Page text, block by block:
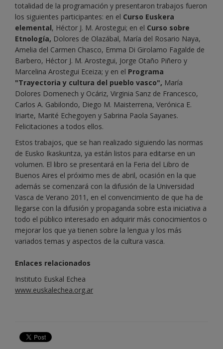
totalidad de la programación y presentaron trabajos fueron
los siguientes participantes: en el Curso Euskera
elemental, Héctor J. M. Arostegui; en el Curso sobre
Etnología, Dolores de Olazábal, María del Rosario Naya,
Amelia del Carmen Chasco, Emma Di Girolamo Fagalde de
Barbero, Héctor J. M. Arostegui, Jorge Otaño Piñero y
Marcelina Arostegui Eceiza; y en el Programa
"Trayectoria y cultura del pueblo vasco", María
Dolores Domenech y Ocáriz, Virginia Sanz de Francesco,
Carlos A. Gabilondo, Diego M. Maisterrena, Verónica E.
Iriarte, Marité Echegoyen y Sabrina Paola Sayanes.
Felicitaciones a todos ellos.
Estos trabajos, que se han realizado siguiendo las normas
de Eusko Ikaskuntza, ya están listos para editarse en un
volumen. El libro se presentará en la Feria del Libro de
Buenos Aires el próximo mes de abril, ocasión en la que
además se comenzará con la difusión de la Universidad
Vasca de Verano 2011, en el convencimiento de que ha de
llegarse con la difusión y propaganda sobre esta iniciativa a
todo el público interesado en adquirir más conocimientos o
mejorar los que ya tienen sobre la lengua y los más
variados temas y aspectos de la cultura vasca.
Enlaces relacionados
Instituto Euskal Echea
www.euskalechea.org.ar